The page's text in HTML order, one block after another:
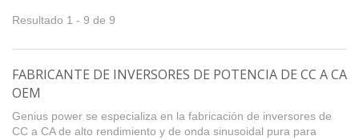
Resultado 1 - 9 de 9
FABRICANTE DE INVERSORES DE POTENCIA DE CC A CA
OEM
Genius power se especializa en la fabricación de inversores de
CC a CA de alto rendimiento y de onda sinusoidal pura para